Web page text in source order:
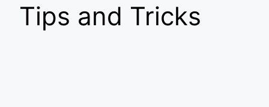
Tips and Tricks